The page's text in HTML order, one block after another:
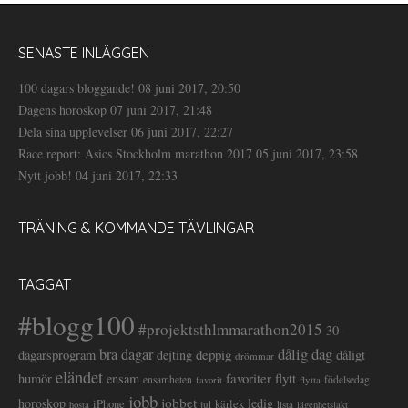
SENASTE INLÄGGEN
100 dagars bloggande! 08 juni 2017, 20:50
Dagens horoskop 07 juni 2017, 21:48
Dela sina upplevelser 06 juni 2017, 22:27
Race report: Asics Stockholm marathon 2017 05 juni 2017, 23:58
Nytt jobb! 04 juni 2017, 22:33
TRÄNING & KOMMANDE TÄVLINGAR
TAGGAT
#blogg100 #projektsthlmmarathon2015 30-
dagarsprogram bra dagar dejting deppig drömmar dålig dag dåligt
humör eländet ensam ensamheten favorit favoriter flytt flytta födelsedag
horoskop hosta iPhone jobb jobbet jul kärlek ledig lista lägenhetsjakt